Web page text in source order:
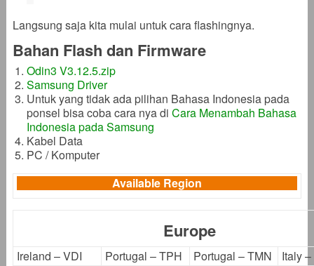
Langsung saja kita mulai untuk cara flashingnya.
Bahan Flash dan Firmware
Odin3 V3.12.5.zip
Samsung Driver
Untuk yang tidak ada pilihan Bahasa Indonesia pada
ponsel bisa coba cara nya di Cara Menambah Bahasa
Indonesia pada Samsung
Kabel Data
PC / Komputer
Available Region
Europe
Ireland – VDI Portugal – TPH Portugal – TMN
Italy